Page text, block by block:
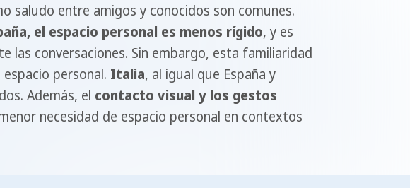
saludo entre amigos y conocidos son comunes.
el espacio personal es menos rígido, y es
las conversaciones. Sin embargo, esta familiaridad
personal. Italia, al igual que España y
Además, el contacto visual y los gestos
necesidad de espacio personal en contextos